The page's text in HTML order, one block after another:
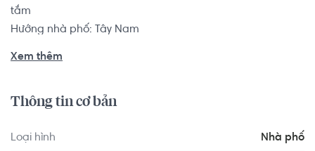
tắm
Hướng nhà phố: Tây Nam
khoảng 5.9km, cách Trường Cao đẳng Sài Gòn khoảng
Xem thêm
Thông tin cơ bản
Loại hình Nhà phố